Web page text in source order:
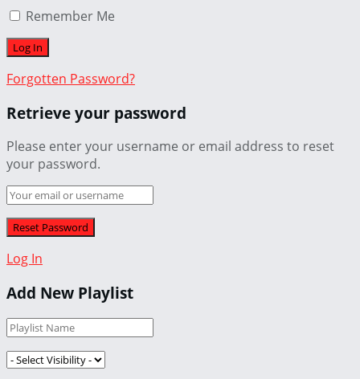
Remember Me
Forgotten Password?
Retrieve your password
Please enter your username or email address to reset
your password.
Log In
Add New Playlist